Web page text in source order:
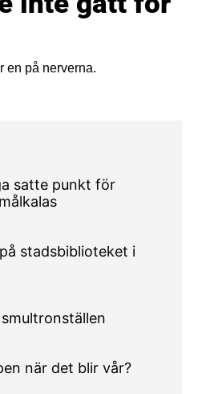
en på nerverna.
satte punkt för
stadsbiblioteket i
när det blir vår?